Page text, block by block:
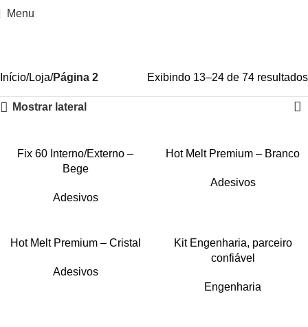
Menu
Início Loja Página 2 Exibindo 13–24 de 74 resultados
Mostrar lateral
Fix 60 Interno/Externo –
Bege
Adesivos
Hot Melt Premium – Branco
Adesivos
Hot Melt Premium – Cristal
Adesivos
Kit Engenharia, parceiro
confiável
Engenharia